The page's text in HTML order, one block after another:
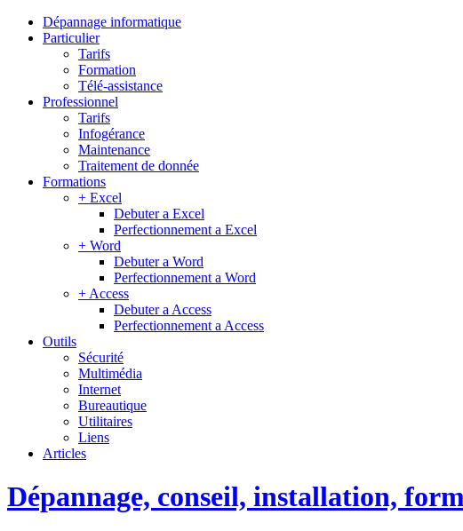
Dépannage informatique
Particulier
Tarifs
Formation
Télé-assistance
Professionnel
Tarifs
Infogérance
Maintenance
Traitement de donnée
Formations
+ Excel
Debuter a Excel
Perfectionnement a Excel
+ Word
Debuter a Word
Perfectionnement a Word
+ Access
Debuter a Access
Perfectionnement a Access
Outils
Sécurité
Multimédia
Internet
Bureautique
Utilitaires
Liens
Articles
Dépannage, conseil, installation,